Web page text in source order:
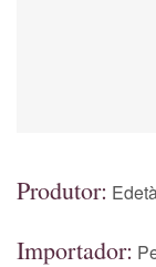
Produtor:
Importador: